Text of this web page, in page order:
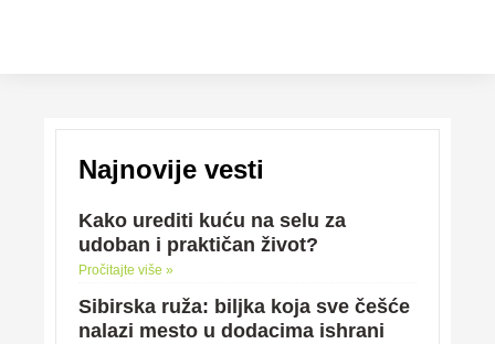
Najnovije vesti
Kako urediti kuću na selu za
udoban i praktičan život?
Pročitajte više »
Sibirska ruža: biljka koja sve češće
nalazi mesto u dodacima ishrani